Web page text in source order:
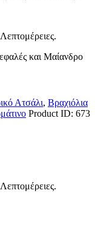
και Μαίανδρο
Ατσάλι, Βραχιόλια
Product ID: 673